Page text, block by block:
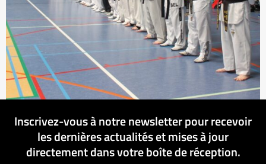
Inscrivez-vous à notre newsletter pour recevoir
les dernières actualités et mises à jour
directement dans votre boîte de réception.